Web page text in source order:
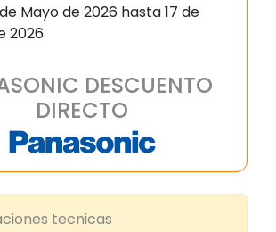
Mayo de 2026 hasta 17 de
2026
DESCUENTO
DIRECTO
tecnicas